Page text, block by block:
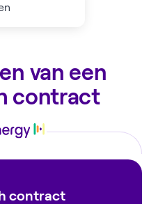
van een
contract
contract